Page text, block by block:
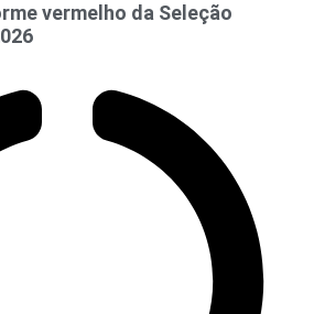
vermelho da Seleção